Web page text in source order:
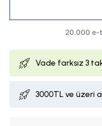
Vade farksız 3
3000TL ve üzeri